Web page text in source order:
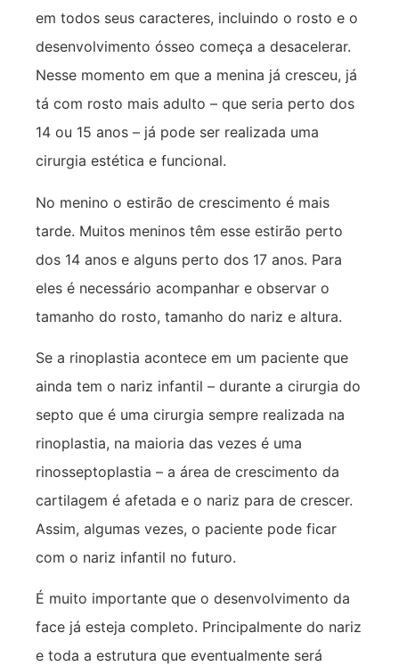
em todos seus caracteres, incluindo o rosto e o
desenvolvimento ósseo começa a desacelerar.
Nesse momento em que a menina já cresceu, já
tá com rosto mais adulto – que seria perto dos
14 ou 15 anos – já pode ser realizada uma
cirurgia estética e funcional.
No menino o estirão de crescimento é mais
tarde. Muitos meninos têm esse estirão perto
dos 14 anos e alguns perto dos 17 anos. Para
eles é necessário acompanhar e observar o
tamanho do rosto, tamanho do nariz e altura.
Se a rinoplastia acontece em um paciente que
ainda tem o nariz infantil – durante a cirurgia do
septo que é uma cirurgia sempre realizada na
rinoplastia, na maioria das vezes é uma
rinosseptoplastia – a área de crescimento da
cartilagem é afetada e o nariz para de crescer.
Assim, algumas vezes, o paciente pode ficar
com o nariz infantil no futuro.
É muito importante que o desenvolvimento da
face já esteja completo. Principalmente do nariz
e toda a estrutura que eventualmente será